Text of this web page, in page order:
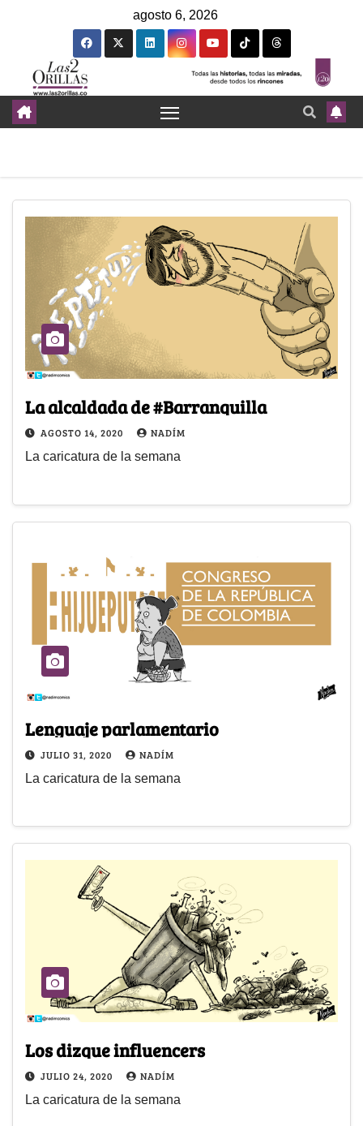
agosto 6, 2026
La alcaldada de #Barranquilla
AGOSTO 14, 2020 NADÍM
La caricatura de la semana
Lenguaje parlamentario
JULIO 31, 2020 NADÍM
La caricatura de la semana
Los dizque influencers
JULIO 24, 2020 NADÍM
La caricatura de la semana